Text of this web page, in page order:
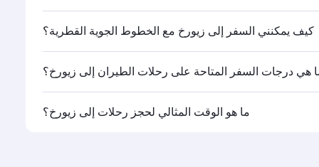
كيف يمكنني السفر إلى زيورخ مع الخطوط الجوية القطرية؟
هي درجات السفر المتاحة على رحلات الطيران إلى زيورخ؟
تشغيلها، يمكنك السفر على متن درجة رجال الأعمال
ما هو الوقت المثالي لحجز رحلات إلى زيورخ؟